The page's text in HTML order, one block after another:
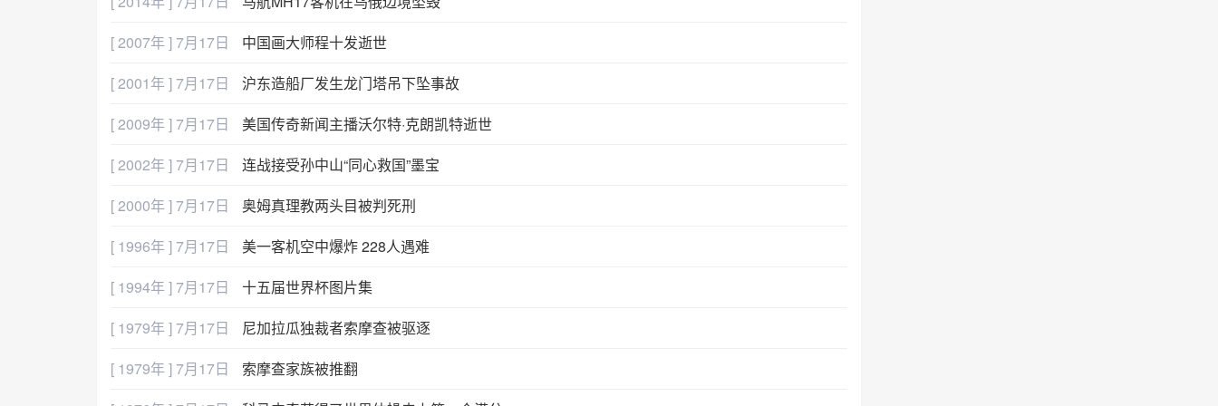
[ 2007年 ] 7月17日
中国画大师程十发逝世
[ 2001年 ] 7月17日
沪东造船厂发生龙门塔吊下坠事故
[ 2009年 ] 7月17日
美国传奇新闻主播沃尔特·克朗凯特逝世
[ 2002年 ] 7月17日
连战接受孙中山“同心救国”墨宝
[ 2000年 ] 7月17日
奥姆真理教两头目被判死刑
[ 1996年 ] 7月17日
美一客机空中爆炸 228人遇难
[ 1994年 ] 7月17日
十五届世界杯图片集
[ 1979年 ] 7月17日
尼加拉瓜独裁者索摩查被驱逐
[ 1979年 ] 7月17日
索摩查家族被推翻